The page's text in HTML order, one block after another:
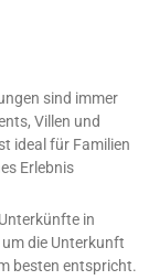
sind immer
Villen und
ideal für Familien
Erlebnis
in
die Unterkunft
besten entspricht.